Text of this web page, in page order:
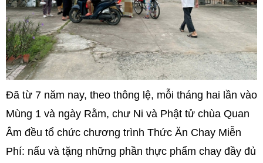
Đã từ 7 năm nay, theo thông lệ, mỗi tháng hai lần vào
Mùng 1 và ngày Rằm, chư Ni và Phật tử chùa Quan
Âm đều tổ chức chương trình Thức Ăn Chay Miễn
Phí: nấu và tặng những phần thực phẩm chay đầy đủ